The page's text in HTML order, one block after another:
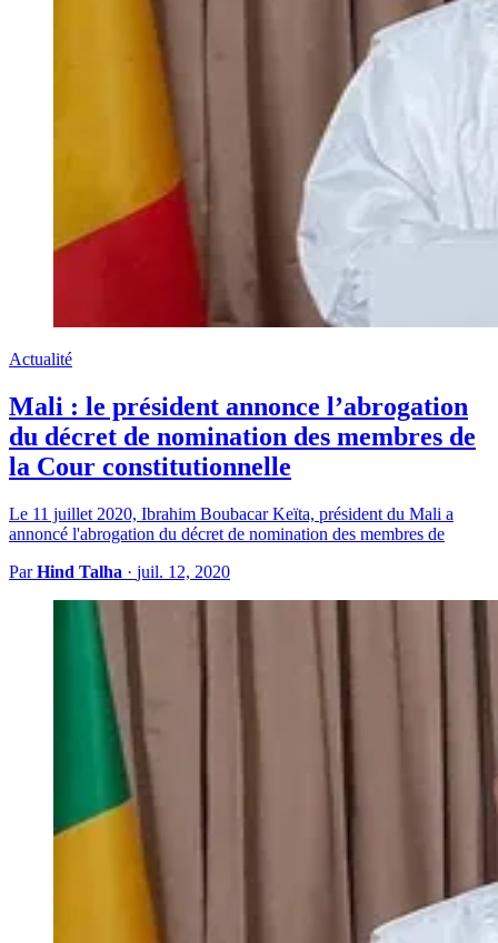
Actualité
Mali : le président annonce l’abrogation
du décret de nomination des membres de
la Cour constitutionnelle
Le 11 juillet 2020, Ibrahim Boubacar Keïta, président du Mali a
annoncé l'abrogation du décret de nomination des membres de
ParHind Talha · juil. 12, 2020